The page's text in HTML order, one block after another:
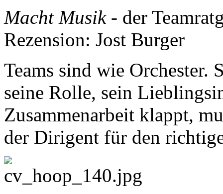
Macht Musik- der
Rezension: Jost Burger
Teams sind wie Orchester.
seine Rolle, sein
Zusammenarbeit klappt,
der Dirigent für den